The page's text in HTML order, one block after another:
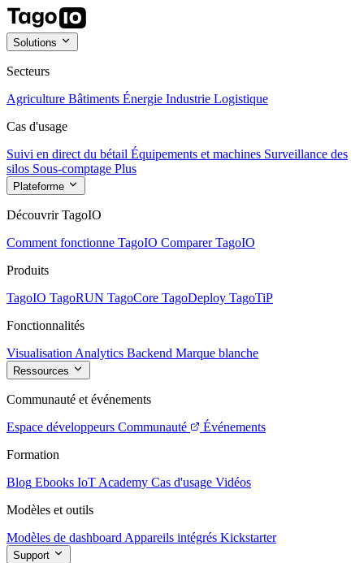
Solutions
Secteurs
Agriculture Bâtiments Énergie Industrie Logistique
Cas d'usage
Suivi en direct du bétail Équipements et machines Surveillance des
silos Sous-comptage Plus
Plateforme
Découvrir TagoIO
Comment fonctionne TagoIO Comparer TagoIO
Produits
TagoIO TagoRUN TagoCore TagoDeploy TagoTiP
Fonctionnalités
Visualisation Analytics Backend Marque blanche
Ressources
Communauté et événements
Espace développeurs Communauté
Événements
Formation
Blog Ebooks IoT Academy Cas d'usage Vidéos
Modèles et outils
Modèles de dashboard Appareils intégrés Kickstarter
Support